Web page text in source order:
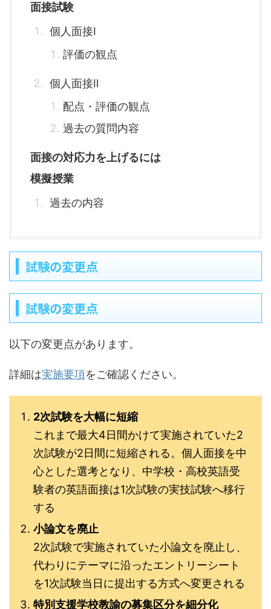
面接試験
個人面接Ⅰ
評価の観点
個人面接Ⅱ
配点・評価の観点
過去の質問内容
面接の対応力を上げるには
模擬授業
過去の内容
試験の変更点
試験の変更点
以下の変更点があります。
詳細は実施要項をご確認ください。
2次試験を大幅に短縮
これまで最大4日間かけて実施されていた2
次試験が2日間に短縮される。個人面接を中
心とした選考となり、中学校・高校英語受
験者の英語面接は1次試験の実技試験へ移行
する
小論文を廃止
2次試験で実施されていた小論文を廃止し、
代わりにテーマに沿ったエントリーシート
を1次試験当日に提出する方式へ変更される
特別支援学校教諭の募集区分を細分化